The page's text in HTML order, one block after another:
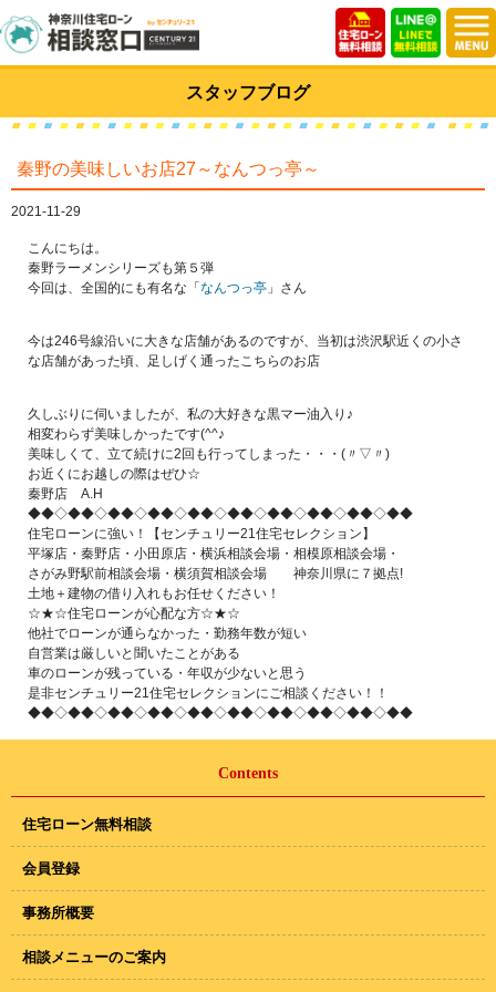
スタッフブログ
秦野の美味しいお店27～なんつっ亭～
2021-11-29
こんにちは。
秦野ラーメンシリーズも第５弾
今回は、全国的にも有名な「 なんつっ亭 」さん
今は246号線沿いに大きな店舗があるのですが、当初は渋沢駅近くの小さ
な店舗があった頃、足しげく通ったこちらのお店
久しぶりに伺いましたが、私の大好きな黒マー油入り♪
相変わらず美味しかったです(^^♪
美味しくて、立て続けに2回も行ってしまった・・・(〃▽〃)
お近くにお越しの際はぜひ☆
秦野店 A.H
◆◆◇◆◆◇◆◆◇◆◆◇◆◆◇◆◆◇◆◆◇◆◆◇◆◆◇◆◆
住宅ローンに強い！【センチュリー21住宅セレクション】
平塚店・秦野店・小田原店・横浜相談会場・相模原相談会場・
さがみ野駅前相談会場・横須賀相談会場 神奈川県に７拠点!
土地＋建物の借り入れもお任せください！
☆★☆住宅ローンが心配な方☆★☆
他社でローンが通らなかった・勤務年数が短い
自営業は厳しいと聞いたことがある
車のローンが残っている・年収が少ないと思う
是非センチュリー21住宅セレクションにご相談ください！！
◆◆◇◆◆◇◆◆◇◆◆◇◆◆◇◆◆◇◆◆◇◆◆◇◆◆◇◆◆
Contents
住宅ローン無料相談
会員登録
事務所概要
相談メニューのご案内